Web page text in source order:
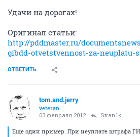
Удачи на дорогах!
Оригинал статьи:
http://pddmaster.ru/
gibdd-otvetstvennost-za-neuplatu-
ОТВЕТИТЬ
tom.and.jerry
veteran
03 февраля 2012 Stran1k
Еще один пример. При неуплате штрафа